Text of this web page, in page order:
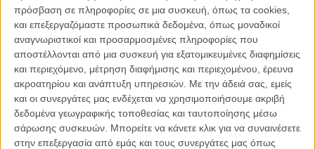
πρόσβαση σε πληροφορίες σε μια συσκευή, όπως τα cookies,
και επεξεργαζόμαστε προσωπικά δεδομένα, όπως μοναδικοί
αναγνωριστικοί και προσαρμοσμένες πληροφορίες που
αποστέλλονται από μια συσκευή για εξατομικευμένες διαφημίσεις
και περιεχόμενο, μέτρηση διαφήμισης και περιεχομένου, έρευνα
ακροατηρίου και ανάπτυξη υπηρεσιών. Με την άδειά σας, εμείς
και οι συνεργάτες μας ενδέχεται να χρησιμοποιήσουμε ακριβή
δεδομένα γεωγραφικής τοποθεσίας και ταυτοποίησης μέσω
σάρωσης συσκευών. Μπορείτε να κάνετε κλικ για να συναινέσετε
στην επεξεργασία από εμάς και τους συνεργάτες μας όπως
στην Ελλάδα για να πρωταγωνιστήσει στην νεά ταινία του Κώστα
Ζάπα, που θα προηγηθεί του ήδη ανακοινωμένου «Frankenstein
REC».
Το φιλμ που αναρωτιέται «μέχρι που μπορεί να φτάσει κανείς για την
αγάπη» μετρά ακόμη τους Αγγελική Παπαθεμελή, Αντώνη
Παπαδόπουλο, Νικολίτσα Ντρίζη, και τον πρωτοεμφανιζόμενο
Αρίστο Σουλιώτη στους πρωταγωνιστές του, ενώ σε έναν ρόλο
έκπληξη εμφανίζεται ο μύθος της ελληνικής ροκ σκηνής Δημήτρης
Πουλικάκος.